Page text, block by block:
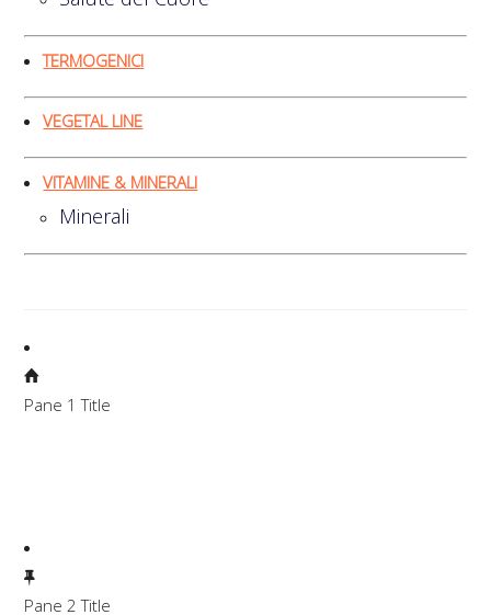
TERMOGENICI
VEGETAL LINE
VITAMINE & MINERALI
Minerali
Pane 1 Title
Pane 2 Title